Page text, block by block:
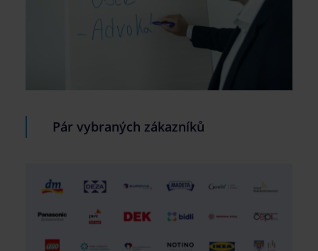
Pár vybraných zákazníků